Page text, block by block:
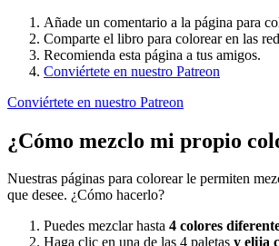
Añade un comentario a la página para
Comparte el libro para colorear en las
Recomienda esta página a tus amigos.
Conviértete en nuestro Patreon
Conviértete en nuestro Patreon
¿Cómo mezclo mi propio
Nuestras páginas para colorear le permiten
que desee. ¿Cómo hacerlo?
Puedes mezclar hasta 4 colores
Haga clic en una de las 4 paletas y elija